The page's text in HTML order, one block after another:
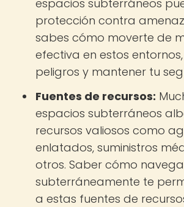
espacios subterráneos
protección contra
sabes cómo moverte de
efectiva en estos
peligros y mantener tu
Fuentes de recursos:
espacios subterráneos
recursos valiosos como
enlatados, suministros
otros. Saber cómo
subterráneamente te
a estas fuentes de